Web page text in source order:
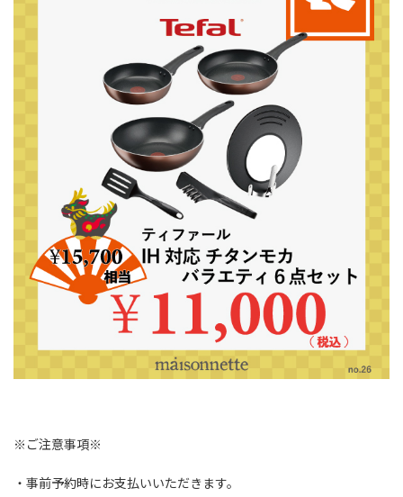
※ご注意事項※
・事前予約時にお支払いいただきます。